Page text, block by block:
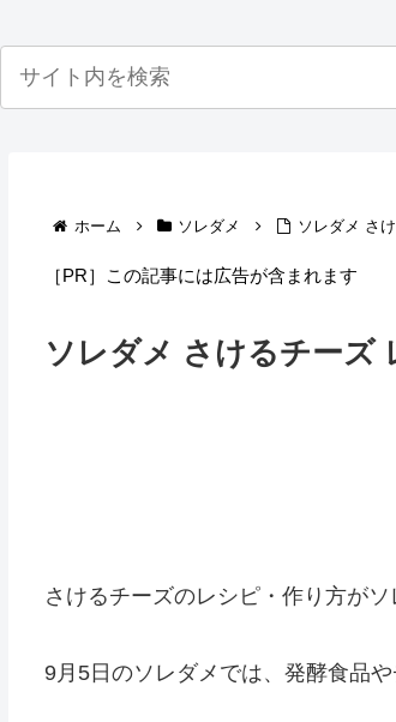
ホーム ソレダメ ソレダメ さ
［PR］この記事には広告が含まれます
ソレダメ さけるチーズ
さけるチーズのレシピ・作り方がソ
9月5日のソレダメでは、発酵食品